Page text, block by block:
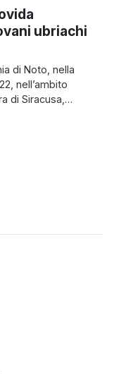
ubriachi
di Noto, nella
nell’ambito
di Siracusa,
di